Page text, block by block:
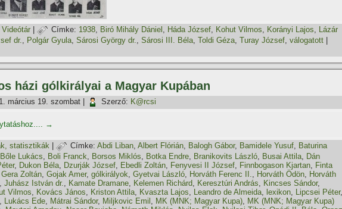
Videótár Címke: 1938, Biró Mihály Dániel , Háda József, Kohut Vilmos, Korányi Lajos, Lázár
dr., Polgár Gyula, Sárosi György dr., Sárosi III. Béla, Toldi Géza, Turay József, válogatott
házi gólkirályai a Magyar Kupában
március 19. szombat Szerző: K@rcsi
→
statisztikák Címke: Abdi Liban, Albert Flórián, Balogh Gábor, Bamidele Yusuf, Baturina
Bőle Lukács, Boli Franck, Borsos Miklós, Botka Endre, Branikovits László, Busai Attila, Dán
, Dukon Béla, Dzurják József, Ebedli Zoltán, Fenyvesi II József, Finnbogason Kjartan, Finta
Gera Zoltán, Gojak Amer, gólkirályok, Gyetvai László, Horváth Ferenc II., Horváth Ödön, Horváth
, Juhász István dr., Kamate Dramane, Kelemen Richárd, Keresztúri András, Kincses Sándor,
Vilmos, Kovács János, Kriston Attila, Kvaszta Lajos, Leandro de Almeida, lexikon, Lipcsei Péter,
, Lukács Ede, Mátrai Sándor, Miljkovic Emil , MK (MNK; Magyar Kupa), MK (MNK; Magyar Kupa)